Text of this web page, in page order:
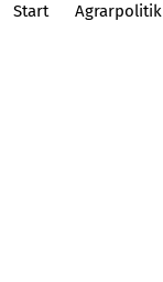
Start Agrarpolitik